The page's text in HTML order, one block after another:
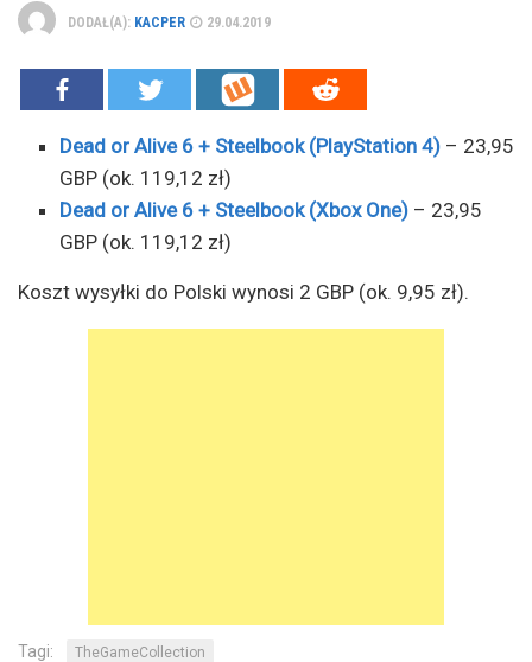
DODAŁ(A): KACPER 29.04.2019
Dead or Alive 6 + Steelbook (PlayStation 4) – 23,95
GBP (ok. 119,12 zł)
Dead or Alive 6 + Steelbook (Xbox One) – 23,95
GBP (ok. 119,12 zł)
Koszt wysyłki do Polski wynosi 2 GBP (ok. 9,95 zł).
Tagi: TheGameCollection